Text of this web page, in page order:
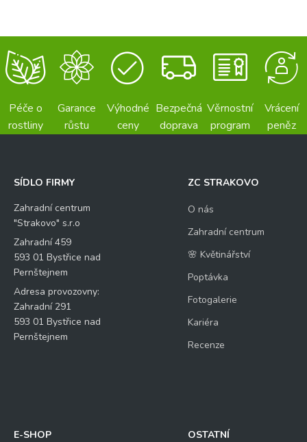
Péče o
rostliny
Garance
růstu
Výhodné
ceny
Bezpečná
doprava
Věrnostní
program
Vrácení
peněz
SÍDLO FIRMY
Zahradní centrum
"Strakovo" s.r.o
Zahradní 459
593 01 Bystřice nad
Pernštejnem
Adresa provozovny:
Zahradní 291
593 01 Bystřice nad
Pernštejnem
ZC STRAKOVO
O nás
Zahradní centrum
🌸 Květinářství
Poptávka
Fotogalerie
Kariéra
Recenze
E-SHOP OSTATNÍ